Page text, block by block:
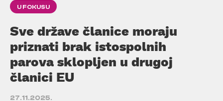
U FOKUSU
Sve države članice moraju
priznati brak istospolnih
parova sklopljen u drugoj
članici EU
27.11.2025.